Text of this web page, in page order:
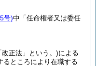
号)中「任命権者又は委任
正法」という。)による
ところにより在職する